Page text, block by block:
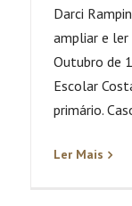
Darci
ampliar e ler
Outubro de
Escolar
primário.
Ler Mais